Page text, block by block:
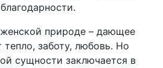
природе – дающее
заботу, любовь. Но
сущности заключается в